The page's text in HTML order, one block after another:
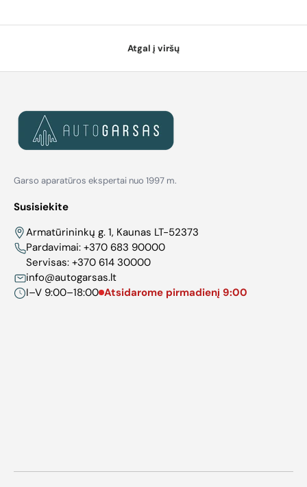
Atgal į viršų
Garso aparatūros ekspertai nuo 1997 m.
Susisiekite
Armatūrininkų g. 1, Kaunas LT-52373
Pardavimai: +370 683 90000
Servisas: +370 614 30000
info@autogarsas.lt
I–V 9:00–18:00 Atsidarome pirmadienį 9:00